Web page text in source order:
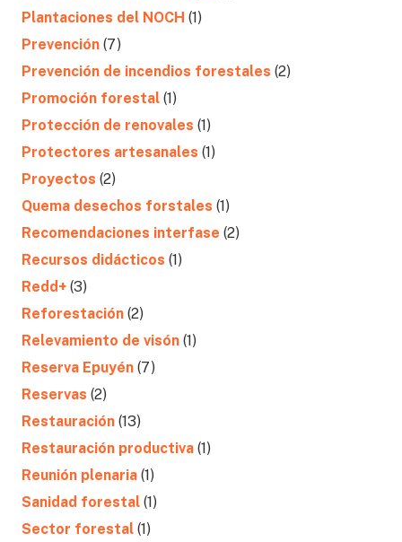
Plantaciones del NOCH (1)
Prevención (7)
Prevención de incendios forestales (2)
Promoción forestal (1)
Protección de renovales (1)
Protectores artesanales (1)
Proyectos (2)
Quema desechos forstales (1)
Recomendaciones interfase (2)
Recursos didácticos (1)
Redd+ (3)
Reforestación (2)
Relevamiento de visón (1)
Reserva Epuyén (7)
Reservas (2)
Restauración (13)
Restauración productiva (1)
Reunión plenaria (1)
Sanidad forestal (1)
Sector forestal (1)